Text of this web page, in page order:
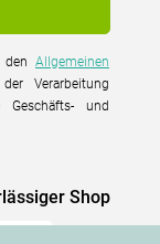
denAllgemeinen
Geschäfts- und
Shop